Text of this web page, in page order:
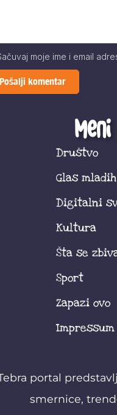
moje ime i email
Meni
Društvo
Glas mladih
Digitalni
Kultura
Šta se
Sport
Zapazi ovo
Impressum
portal
smernice,